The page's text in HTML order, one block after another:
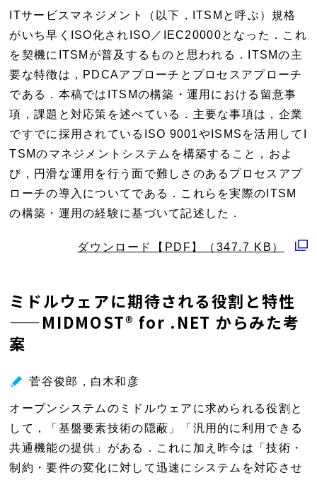
で
く
ITサービスマネジメント（以下，ITSMと呼ぶ）規格
がいち早くISO化されISO／IEC20000となった．これ
を契機にITSMが普及するものと思われる．ITSMの主
要な特徴は，PDCAアプローチとプロセスアプローチ
である．本稿ではITSMの構築・運用における留意事
項，課題と対応策を述べている．主要な事項は，企業
ですでに採用されているISO 9001やISMSを活用してI
TSMのマネジメントシステムを構築すること，およ
び，円滑な運用を行う面で難しさのあるプロセスアプ
ローチの導入についてである．これらを実際のITSM
の構築・運用の経験に基づいて記述した．
ダウンロード【PDF】（347.7 KB）
ィ
ン
ミドルウェアに期待される役割と特性
——MIDMOST® for .NET からみた考
案
菅谷俊郎，白木和彦
オープンシステムのミドルウェアに求められる役割と
して，「基盤要素技術の隠蔽」「汎用的に利用できる
共通機能の提供」がある．これに加え昨今は「技術・
制約・要件の変化に対して迅速にシステムを対応させ